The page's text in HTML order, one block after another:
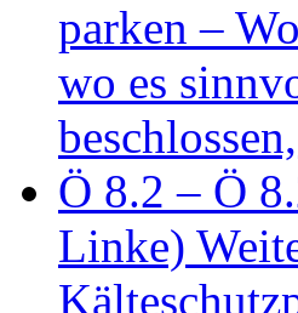
parken –
wo es
Ö 8.2 – Ö
Linke)